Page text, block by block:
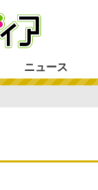
ニュース